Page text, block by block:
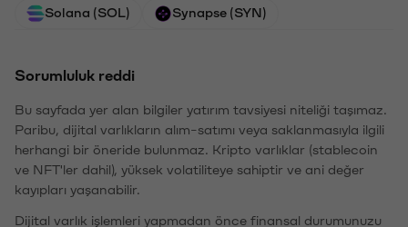
Solana (SOL) Synapse (SYN)
Sorumluluk reddi
Bu sayfada yer alan bilgiler yatırım tavsiyesi niteliği taşımaz.
Paribu, dijital varlıkların alım-satımı veya saklanmasıyla ilgili
herhangi bir öneride bulunmaz. Kripto varlıklar (stablecoin
ve NFT'ler dahil), yüksek volatiliteye sahiptir ve ani değer
kayıpları yaşanabilir.
Dijital varlık işlemleri yapmadan önce finansal durumunuzu